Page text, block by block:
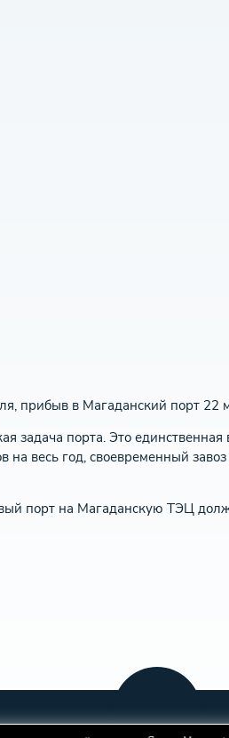
прибыв в Магаданский порт 22
задача порта. Это
весь год, своевременный
порт на Магаданскую ТЭЦ